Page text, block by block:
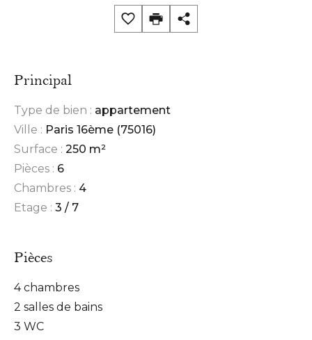
Principal
Type de bien : appartement
Ville : Paris 16ème (75016)
Surface : 250 m²
Pièces : 6
Chambres : 4
Etage : 3 / 7
Pièces
4 chambres
2 salles de bains
3 WC